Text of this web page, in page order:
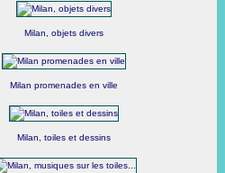
Milan, objets divers
Milan promenades en ville
Milan, toiles et dessins